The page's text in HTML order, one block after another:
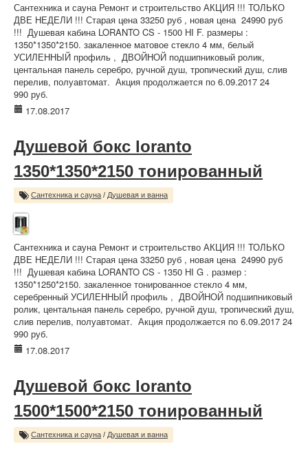
Сантехника и сауна Ремонт и строительство АКЦИЯ !!! ТОЛЬКО
ДВЕ НЕДЕЛИ !!! Старая цена 33250 руб , новая цена 24990 руб
!!! Душевая кабина LORANTO CS - 1500 НI F. размеры :
1350*1350*2150. закаленное матовое стекло 4 мм, белый
УСИЛЕННЫЙ профиль , ДВОЙНОЙ подшипниковый ролик,
центальная панель серебро, ручной душ, тропический душ, слив
перелив, полуавтомат. Акция продолжается по 6.09.2017 24
990 руб.
17.08.2017
Душевой бокс loranto
1350*1350*2150 тонированный
Сантехника и сауна / Душевая и ванна
Сантехника и сауна Ремонт и строительство АКЦИЯ !!! ТОЛЬКО
ДВЕ НЕДЕЛИ !!! Старая цена 33250 руб , новая цена 24990 руб
!!! Душевая кабина LORANTO CS - 1350 НI G . размер :
1350*1250*2150. закаленное тонированное стекло 4 мм,
серебренный УСИЛЕННЫЙ профиль , ДВОЙНОЙ подшипниковый
ролик, центальная панель серебро, ручной душ, тропический душ,
слив перелив, полуавтомат. Акция продолжается по 6.09.2017 24
990 руб.
17.08.2017
Душевой бокс loranto
1500*1500*2150 тонированный
Сантехника и сауна / Душевая и ванна